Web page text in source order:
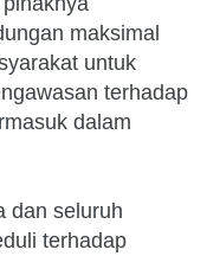
maksimal
untuk
terhadap
dalam
dan seluruh
terhadap